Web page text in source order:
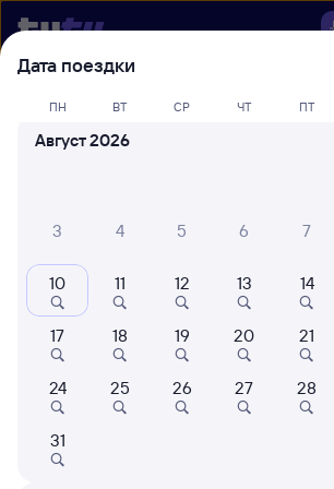
Выберите день, чтобы
билеты Сенная — Зуевка
Куда
Когда
Кто едет
Найти поезда
Дата поездки
ПН ВТ СР ЧТ ПТ
Август 2026
3 4 5 6 7
10 11 12 13 14
17 18 19 20 21
24 25 26 27 28
31